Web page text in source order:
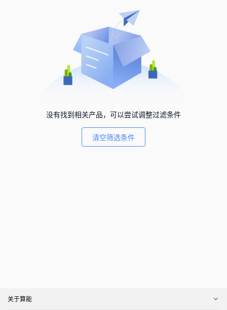
没有找到相关产品，可以尝试调整过滤条件
清空筛选条件
关于算能